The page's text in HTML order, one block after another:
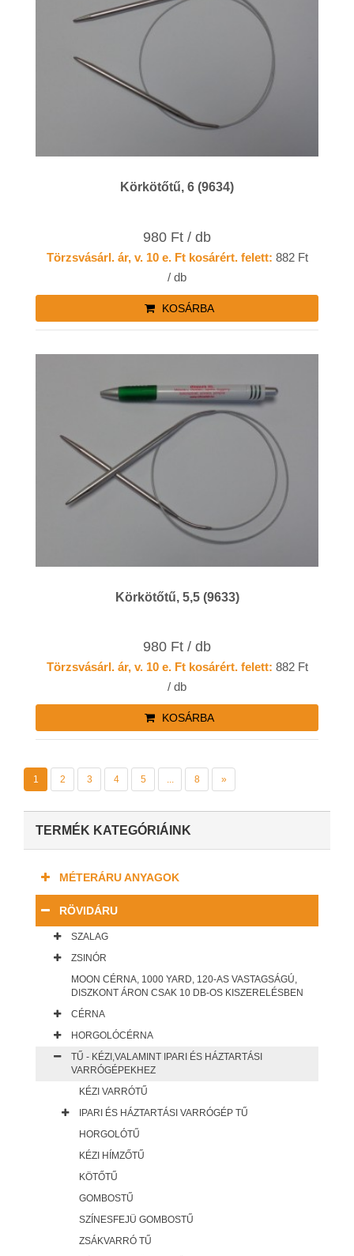
Körkötőtű, 6 (9634)
980 Ft / db
Törzsvásárl. ár, v. 10 e. Ft kosárért. felett: 882 Ft
/ db
KOSÁRBA
Körkötőtű, 5,5 (9633)
980 Ft / db
Törzsvásárl. ár, v. 10 e. Ft kosárért. felett: 882 Ft
/ db
KOSÁRBA
1 2 3 4 5 ... 8 »
TERMÉK KATEGÓRIÁINK
MÉTERÁRU ANYAGOK
RÖVIDÁRU
SZALAG
ZSINÓR
MOON CÉRNA, 1000 YARD, 120-AS VASTAGSÁGÚ,
DISZKONT ÁRON CSAK 10 DB-OS KISZERELÉSBEN
CÉRNA
HORGOLÓCÉRNA
TŰ - KÉZI,VALAMINT IPARI ÉS HÁZTARTÁSI
VARRÓGÉPEKHEZ
KÉZI VARRÓTŰ
IPARI ÉS HÁZTARTÁSI VARRÓGÉP TŰ
HORGOLÓTŰ
KÉZI HÍMZŐTŰ
KÖTŐTŰ
GOMBOSTŰ
SZÍNESFEJÜ GOMBOSTŰ
ZSÁKVARRÓ TŰ